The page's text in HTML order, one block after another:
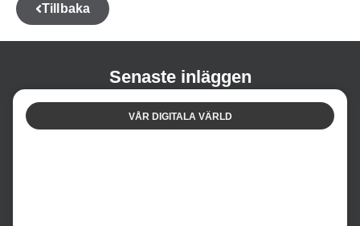
Tillbaka
Senaste inläggen
VÅR DIGITALA VÄRLD